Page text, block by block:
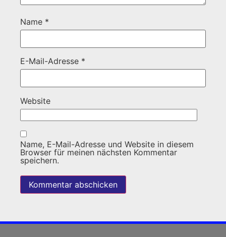
Name *
E-Mail-Adresse *
Website
Name, E-Mail-Adresse und Website in diesem
Browser für meinen nächsten Kommentar
speichern.